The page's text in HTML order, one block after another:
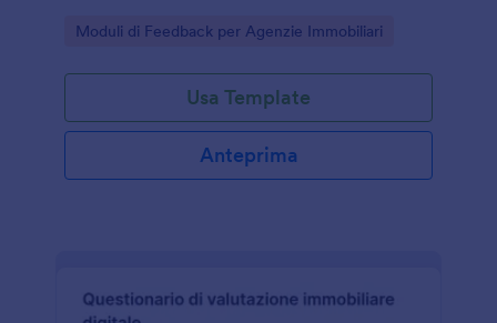
percepita e gestire la raccolta dati con Jotform.
Go to Category:
Moduli di Feedback per Agenzie Immobiliari
Usa Template
Anteprima